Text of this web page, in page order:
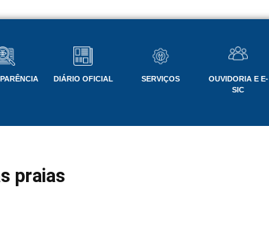
DIÁRIO OFICIAL SERVIÇOS
OUVIDORIA E E-
SIC
praias